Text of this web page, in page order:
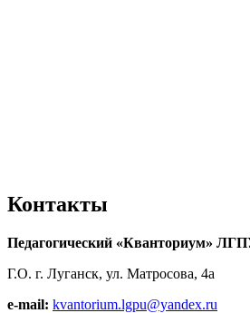
Контакты
Педагогический «Кванториум»
Г.О. г. Луганск, ул. Матросова, 4а
e-mail: kvantorium.lgpu@yandex.ru